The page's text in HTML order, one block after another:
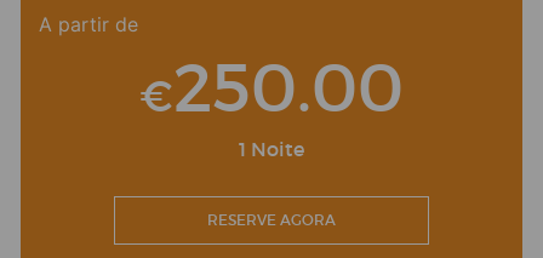
recreativas e culturais relacionadas com os vinhos do
Facebook
Twitter
EmailLinkedIn
WhatsApp
Share
A partir de
€250.00
1 Noite
RESERVE AGORA